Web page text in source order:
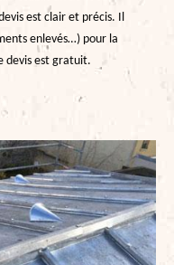
est clair et précis. Il
enlevés…) pour la
devis est gratuit.